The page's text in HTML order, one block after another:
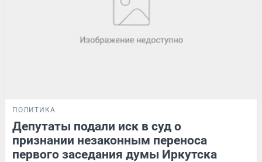
ПОЛИТИКА
Депутаты подали иск в суд о
признании незаконным переноса
первого заседания думы Иркутска